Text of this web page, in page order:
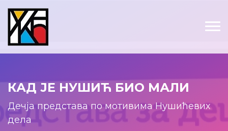
КАД ЈЕ НУШИЋ БИО МАЛИ
Дечја представа по мотивима Нушићевих
дела